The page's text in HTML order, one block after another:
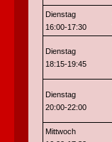
Dienstag
16:00-17:30
Dienstag
18:15-19:45
Dienstag
20:00-22:00
Mittwoch